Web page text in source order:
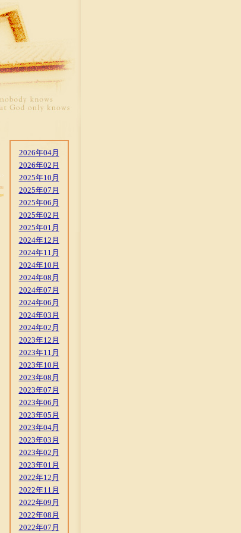
2026年04月
2026年02月
2025年10月
2025年07月
2025年06月
2025年02月
2025年01月
2024年12月
2024年11月
2024年10月
2024年08月
2024年07月
2024年06月
2024年03月
2024年02月
2023年12月
2023年11月
2023年10月
2023年08月
2023年07月
2023年06月
2023年05月
2023年04月
2023年03月
2023年02月
2023年01月
2022年12月
2022年11月
2022年09月
2022年08月
2022年07月